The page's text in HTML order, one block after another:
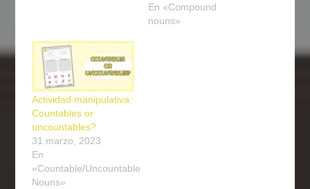
En «Compound
nouns»
Actividad manipulativa:
Countables or
uncountables?
31 marzo, 2023
En
«Countable/Uncountable
Nouns»